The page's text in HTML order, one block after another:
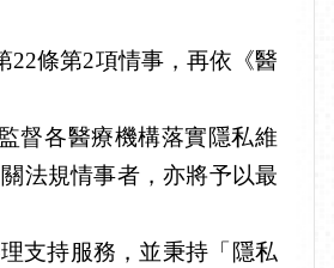
22條第2項情事，再依《醫
督各醫療機構落實隱私維
法規情事者，亦將予以最
支持服務，並秉持「隱私